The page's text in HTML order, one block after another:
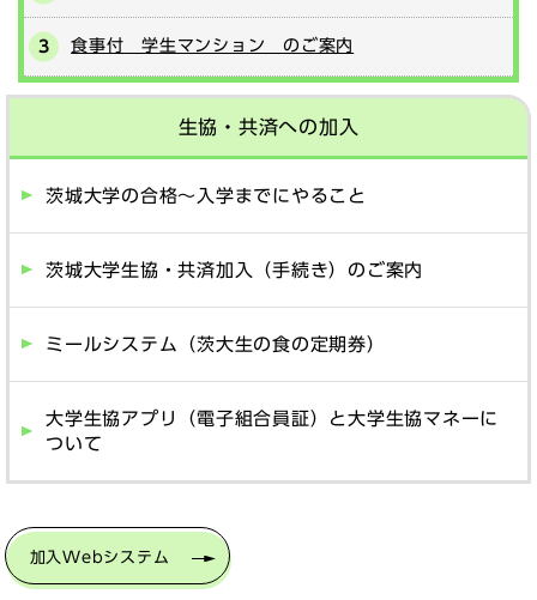
生協・共済への加入
茨城大学の合格～入学までにやること
茨城大学生協・共済加入（手続き）のご案内
ミールシステム（茨大生の食の定期券）
大学生協アプリ（電子組合員証）と大学生協マネーに
ついて
加入Webシステム
食事付 学生マンション のご案内